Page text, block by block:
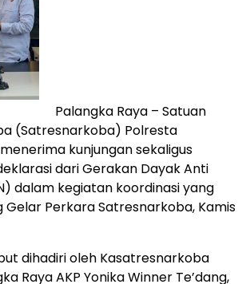
Palangka Raya – Satuan
(Satresnarkoba) Polresta
kunjungan sekaligus
dari Gerakan Dayak Anti
dalam kegiatan koordinasi yang
Gelar Perkara Satresnarkoba, Kamis
dihadiri oleh Kasatresnarkoba
Raya AKP Yonika Winner Te’dang,